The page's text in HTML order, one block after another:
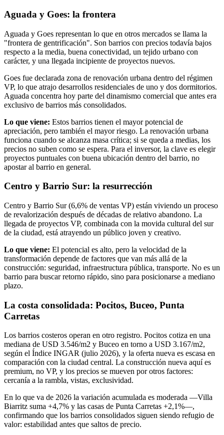
Aguada y Goes: la frontera
Aguada y Goes representan lo que en otros mercados se llama la
"frontera de gentrificación". Son barrios con precios todavía bajos
respecto a la media, buena conectividad, un tejido urbano con
carácter, y una llegada incipiente de proyectos nuevos.
Goes fue declarada zona de renovación urbana dentro del régimen
VP, lo que atrajo desarrollos residenciales de uno y dos dormitorios.
Aguada concentra hoy parte del dinamismo comercial que antes era
exclusivo de barrios más consolidados.
Lo que viene: Estos barrios tienen el mayor potencial de
apreciación, pero también el mayor riesgo. La renovación urbana
funciona cuando se alcanza masa crítica; si se queda a medias, los
precios no suben como se espera. Para el inversor, la clave es elegir
proyectos puntuales con buena ubicación dentro del barrio, no
apostar al barrio en general.
Centro y Barrio Sur: la resurrección
Centro y Barrio Sur (6,6% de ventas VP) están viviendo un proceso
de revalorización después de décadas de relativo abandono. La
llegada de proyectos VP, combinada con la movida cultural del sur
de la ciudad, está atrayendo un público joven y creativo.
Lo que viene: El potencial es alto, pero la velocidad de la
transformación depende de factores que van más allá de la
construcción: seguridad, infraestructura pública, transporte. No es un
barrio para buscar retorno rápido, sino para posicionarse a mediano
plazo.
La costa consolidada: Pocitos, Buceo, Punta
Carretas
Los barrios costeros operan en otro registro. Pocitos cotiza en una
mediana de USD 3.546/m2 y Buceo en torno a USD 3.167/m2,
según el Índice INGAR (julio 2026), y la oferta nueva es escasa en
comparación con la ciudad central. La construcción nueva aquí es
premium, no VP, y los precios se mueven por otros factores:
cercanía a la rambla, vistas, exclusividad.
En lo que va de 2026 la variación acumulada es moderada —Villa
Biarritz suma +4,7% y las casas de Punta Carretas +2,1%—,
confirmando que los barrios consolidados siguen siendo refugio de
valor: estabilidad antes que saltos de precio.